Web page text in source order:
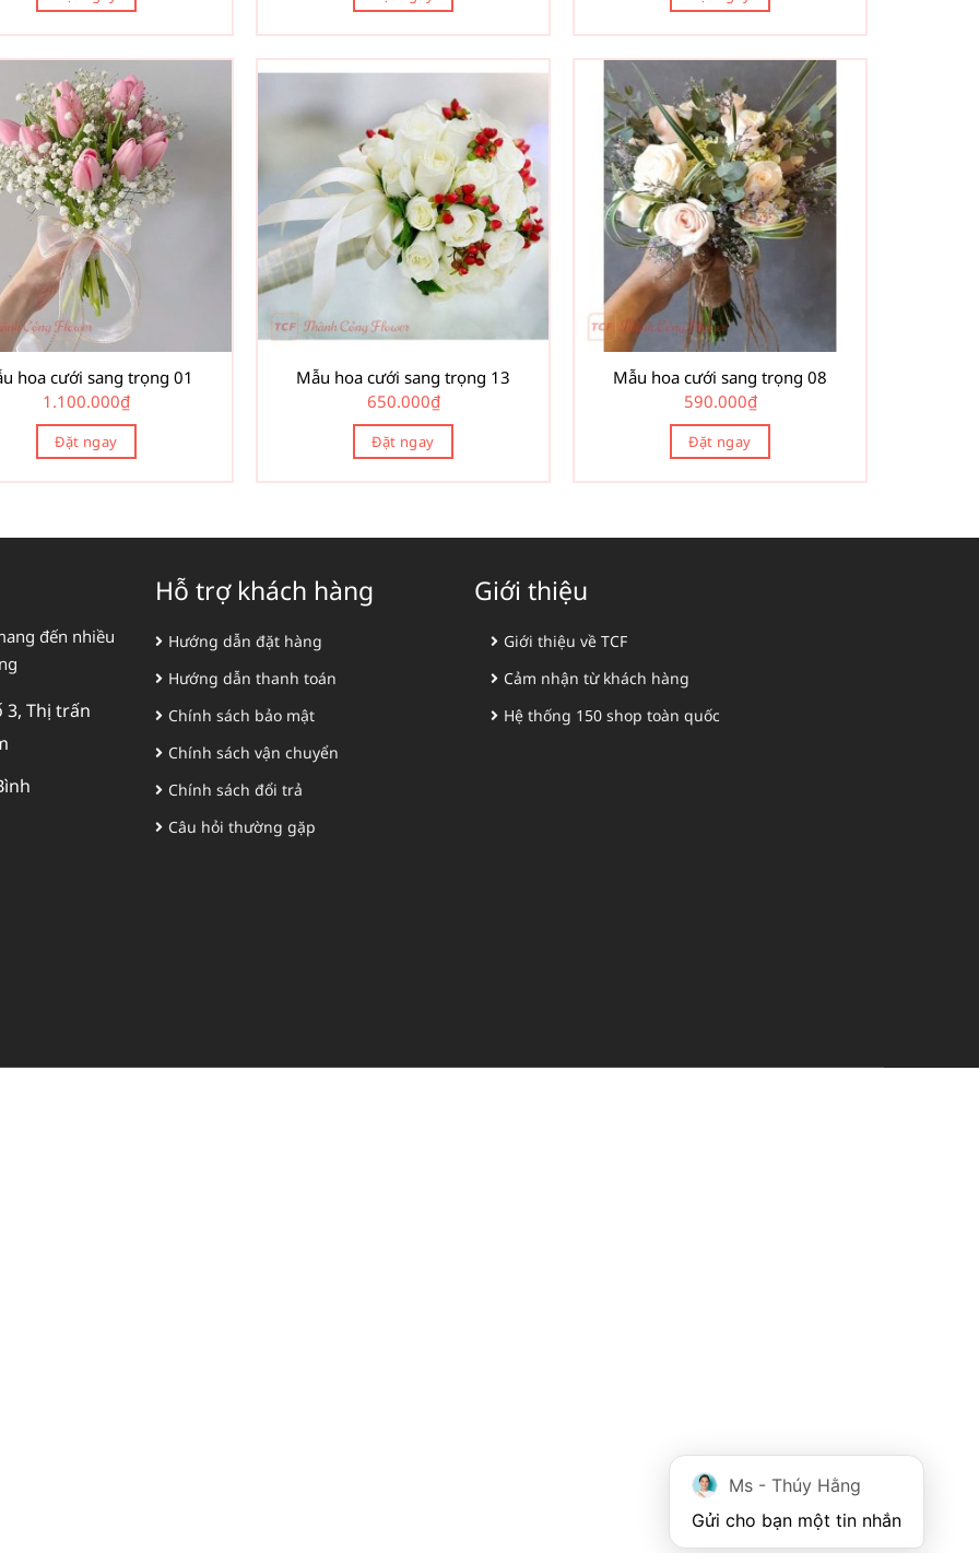
hoa cưới sang trọng 01
1.100.000₫
Đặt ngay
Mẫu hoa cưới sang trọng 13
650.000₫
Đặt ngay
Mẫu hoa cưới sang trọng 08
590.000₫
Đặt ngay
đến nhiều
3, Thị trấn
Hỗ trợ khách hàng
Hướng dẫn đặt hàng
Hướng dẫn thanh toán
Chính sách bảo mật
Chính sách vận chuyển
Chính sách đổi trả
Câu hỏi thường gặp
Giới thiệu
Giới thiệu về TCF
Cảm nhận từ khách hàng
Hệ thống 150 shop toàn quốc
Ms - Thúy Hằng
Gửi cho bạn một tin nhắn